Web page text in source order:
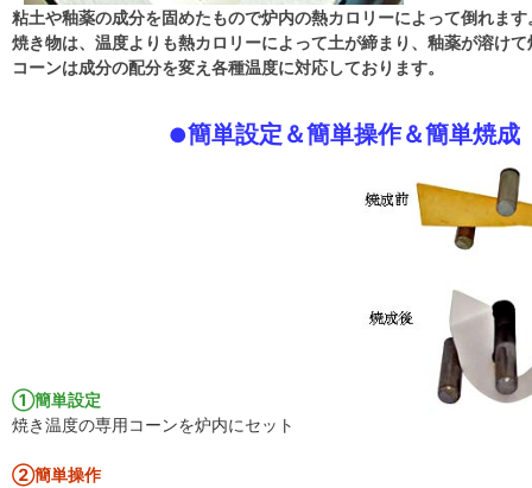
粘土や釉薬の成分を固めたもので炉内の熱カロリーによって倒れます
焼き物は、温度よりも熱カロリーによって土が締まり、釉薬が溶け
コーンは成分の配分を変え各種温度に対応しております。
●簡単設定＆簡単操作＆簡単焼成
①簡単設定
焼き温度の専用コーンを炉内にセット
②簡単操作